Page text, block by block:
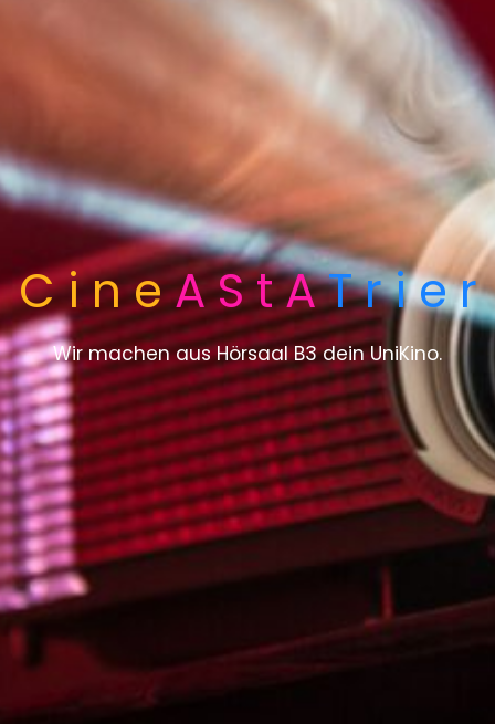
C i n eA S t AT r i e r
Wir machen aus Hörsaal B3 dein UniKino.